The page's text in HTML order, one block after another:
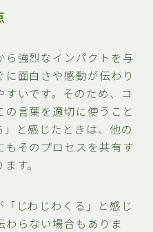
ら強烈なインパクトを与
面白さや感動が伝わり
いです。そのため、コ
の言葉を適切に使うこと
と感じたときは、他の
もそのプロセスを共有す
す。
じわじわくる」と感じ
らない場合もありま